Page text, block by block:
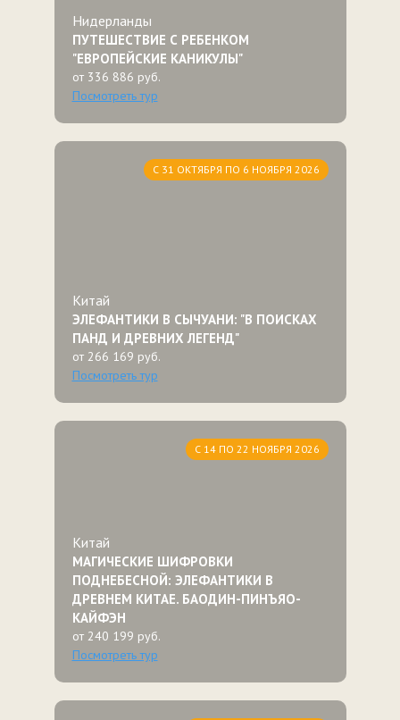
Нидерланды
ПУТЕШЕСТВИЕ С РЕБЕНКОМ
"ЕВРОПЕЙСКИЕ КАНИКУЛЫ"
от 336 886 руб.
Посмотреть тур
С 31 ОКТЯБРЯ ПО 6 НОЯБРЯ 2026
Китай
ЭЛЕФАНТИКИ В СЫЧУАНИ: "В ПОИСКАХ
ПАНД И ДРЕВНИХ ЛЕГЕНД"
от 266 169 руб.
Посмотреть тур
С 14 ПО 22 НОЯБРЯ 2026
Китай
МАГИЧЕСКИЕ ШИФРОВКИ
ПОДНЕБЕСНОЙ: ЭЛЕФАНТИКИ В
ДРЕВНЕМ КИТАЕ. БАОДИН-ПИНЪЯО-
КАЙФЭН
от 240 199 руб.
Посмотреть тур